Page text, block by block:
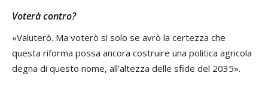
Voterà contro?
«Valuterò. Ma voterò sì solo se avrò la certezza che
questa riforma possa ancora costruire una politica agricola
degna di questo nome, all’altezza delle sfide del 2035».